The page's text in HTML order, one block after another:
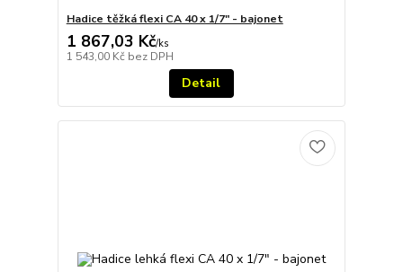
Hadice těžká flexi CA 40 x 1/7" - bajonet
1 867,03 Kč/ks
1 543,00 Kč bez DPH
Detail